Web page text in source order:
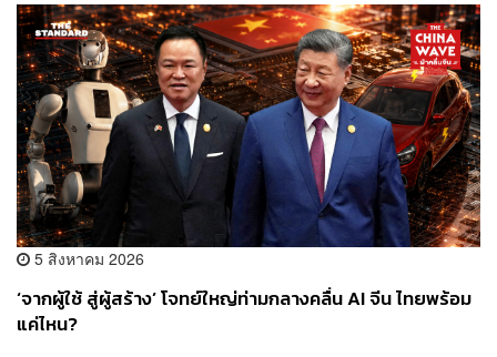
5 สิงหาคม 2026
‘จากผู้ใช้ สู่ผู้สร้าง’ โจทย์ใหญ่ท่ามกลางคลื่น AI จีน ไทยพร้อม
แค่ไหน?